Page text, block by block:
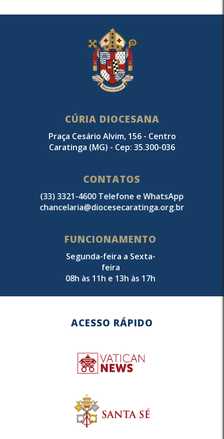
CÚRIA DIOCESANA
Praça Cesário Alvim, 156 - Centro
Caratinga (MG) - Cep: 35.300-036
CONTATOS
(33) 3321-4600 Telefone e WhatsApp
chancelaria@diocesecaratinga.org.br
FUNCIONAMENTO
Segunda-feira a Sexta-
feira
08h às 11h e 13h às 17h
ACESSO RÁPIDO